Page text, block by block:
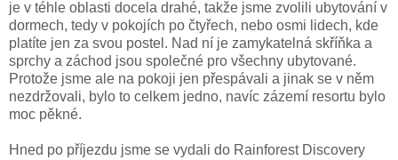
je v téhle oblasti docela drahé, takže jsme zvolili ubytování v
dormech, tedy v pokojích po čtyřech, nebo osmi lidech, kde
platíte jen za svou postel. Nad ní je zamykatelná skříňka a
sprchy a záchod jsou společné pro všechny ubytované.
Protože jsme ale na pokoji jen přespávali a jinak se v něm
nezdržovali, bylo to celkem jedno, navíc zázemí resortu bylo
moc pěkné.
Hned po příjezdu jsme se vydali do Rainforest Discovery